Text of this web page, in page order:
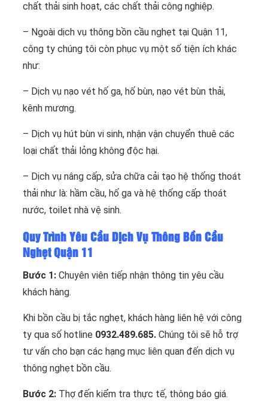
chất thải sinh hoạt, các chất thải công nghiệp.
– Ngoài dịch vụ thông bồn cầu nghẹt tại Quận 11,
công ty chúng tôi còn phục vụ một số tiện ích khác
như:
– Dịch vụ nạo vét hố ga, hố bùn, nạo vét bùn thải,
kênh mương.
– Dịch vụ hút bùn vi sinh, nhận vận chuyển thuê các
loại chất thải lỏng không độc hại.
– Dịch vụ nâng cấp, sửa chữa cải tạo hệ thống thoát
thải như là: hầm cầu, hố ga và hệ thống cấp thoát
nước, toilet nhà vệ sinh.
Quy Trình Yêu Cầu Dịch Vụ Thông Bồn Cầu
Nghẹt Quận 11
Bước 1: Chuyên viên tiếp nhận thông tin yêu cầu
khách hàng.
Khi bồn cầu bị tắc nghẹt, khách hàng liên hệ với công
ty qua số hotline 0932.489.685. Chúng tôi sẽ hỗ trợ
tư vấn cho bạn các hạng mục liên quan đến dịch vụ
thông nghẹt bồn cầu.
Bước 2: Thợ đến kiểm tra thực tế, thông báo giá.